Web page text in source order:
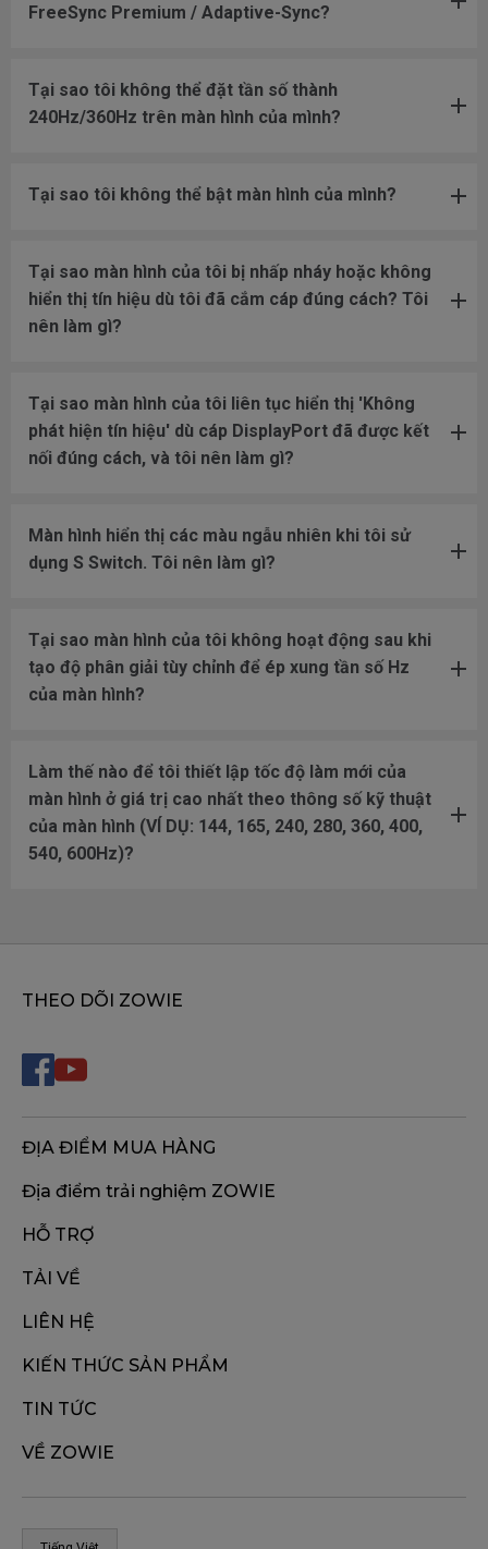
FreeSync Premium / Adaptive-Sync?
Tại sao tôi không thể đặt tần số thành
240Hz/360Hz trên màn hình của mình?
Tại sao tôi không thể bật màn hình của mình?
Tại sao màn hình của tôi bị nhấp nháy hoặc không
hiển thị tín hiệu dù tôi đã cắm cáp đúng cách? Tôi
nên làm gì?
Tại sao màn hình của tôi liên tục hiển thị 'Không
phát hiện tín hiệu' dù cáp DisplayPort đã được kết
nối đúng cách, và tôi nên làm gì?
Màn hình hiển thị các màu ngẫu nhiên khi tôi sử
dụng S Switch. Tôi nên làm gì?
Tại sao màn hình của tôi không hoạt động sau khi
tạo độ phân giải tùy chỉnh để ép xung tần số Hz
của màn hình?
Làm thế nào để tôi thiết lập tốc độ làm mới của
màn hình ở giá trị cao nhất theo thông số kỹ thuật
của màn hình (VÍ DỤ: 144, 165, 240, 280, 360, 400,
540, 600Hz)?
THEO DÕI ZOWIE
ĐỊA ĐIỂM MUA HÀNG
Địa điểm trải nghiệm ZOWIE
HỖ TRỢ
TẢI VỀ
LIÊN HỆ
KIẾN THỨC SẢN PHẨM
TIN TỨC
VỀ ZOWIE